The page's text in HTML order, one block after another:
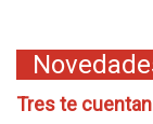
Tres te